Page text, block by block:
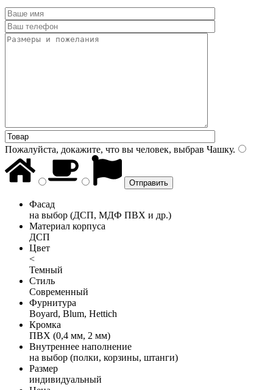
Пожалуйста, докажите, что вы человек, выбрав Чашку.
Фасад
на выбор (ДСП, МДФ ПВХ и др.)
Материал корпуса
ДСП
Цвет
<
Темный
Стиль
Современный
Фурнитура
Boyard, Blum, Hettich
Кромка
ПВХ (0,4 мм, 2 мм)
Внутреннее наполнение
на выбор (полки, корзины, штанги)
Размер
индивидуальный